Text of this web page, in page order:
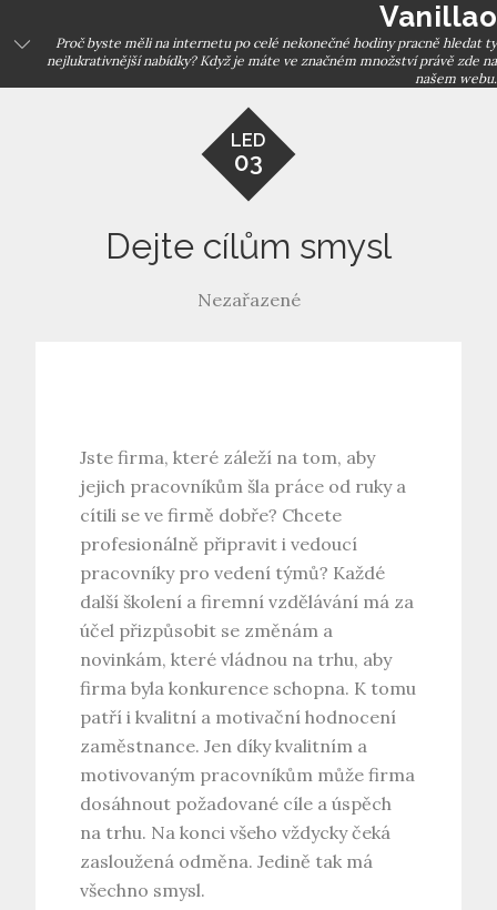
to
content
Vanillao
Proč byste měli na internetu po celé nekonečné hodiny pracně hledat ty
nejlukrativnější nabídky? Když je máte ve značném množství právě zde na
našem webu.
LED
03
Dejte cílům smysl
Nezařazené
Jste firma, které záleží na tom, aby
jejich pracovníkům šla práce od ruky a
cítili se ve firmě dobře? Chcete
profesionálně připravit i vedoucí
pracovníky pro vedení týmů? Každé
další školení a firemní vzdělávání má za
účel přizpůsobit se změnám a
novinkám, které vládnou na trhu, aby
firma byla konkurence schopna. K tomu
patří i kvalitní a motivačníhodnocení
zaměstnance. Jen díky kvalitním a
motivovaným pracovníkům může firma
dosáhnout požadované cíle a úspěch
na trhu. Na konci všeho vždycky čeká
zasloužená odměna. Jedině tak má
všechno smysl.